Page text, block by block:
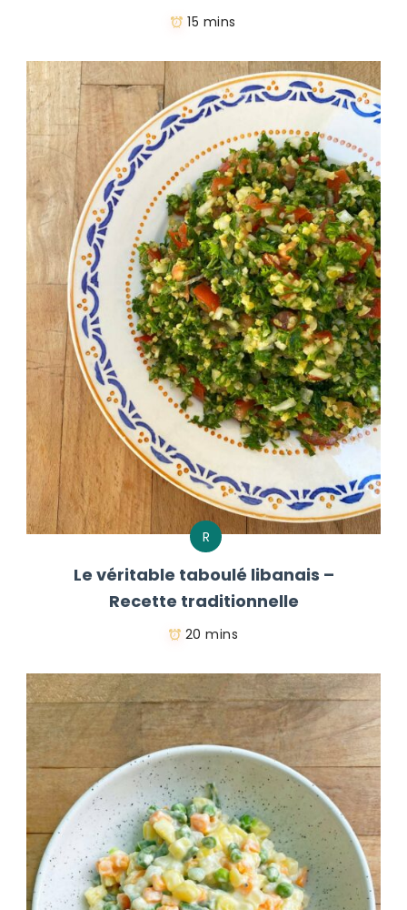
15 mins
R
Le véritable taboulé libanais –
Recette traditionnelle
20 mins